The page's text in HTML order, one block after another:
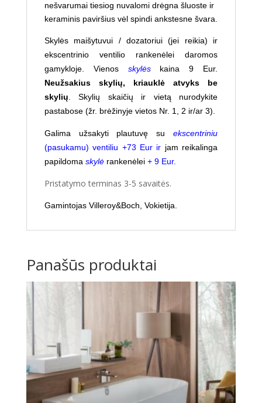
nešvarumai tiesiog nuvalomi drėgna šluoste ir
keraminis paviršius vėl spindi ankstesne švara.
Skylės maišytuvui / dozatoriui (jei reikia) ir
ekscentrinio ventilio rankenėlei daromos
gamykloje. Vienos skylėskaina 9 Eur.
Neužsakius skylių, kriauklė atvyks be
skylių . Skylių skaičių ir vietą nurodykite
pastabose (žr. brėžinyje vietos Nr. 1, 2 ir/ar 3).
Galima užsakyti plautuvę su
ekscentriniu
(pasukamu) ventiliu +73 Eur ir jam reikalinga
papildoma skylėrankenėlei+ 9 Eur.
Pristatymo terminas 3-5 savaitės.
Gamintojas Villeroy&Boch, Vokietija.
Panašūs produktai